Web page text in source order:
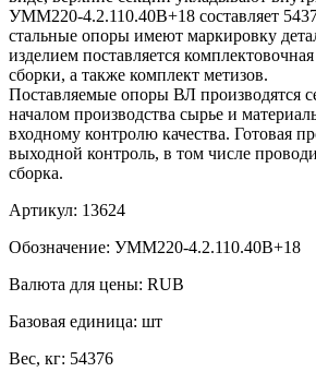
УММ220-4.2.110.40В+18 составляет
стальные опоры имеют маркировку
изделием поставляется
сборки, а также комплект метизов.
Поставляемые опоры ВЛ производятся
началом производства сырье и
входному контролю качества. Готовая
выходной контроль, в том числе
сборка.
Артикул: 13624
Обозначение: УММ220-4.2.110.40В+18
Валюта для цены: RUB
Базовая единица: шт
Вес, кг: 54376